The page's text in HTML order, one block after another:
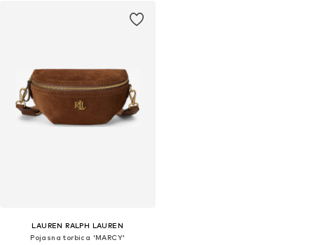
LAUREN RALPH LAUREN
Pojasna torbica 'MARCY'